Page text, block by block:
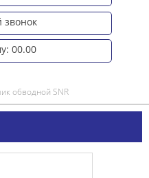
звонок
00.00
обводной SNR